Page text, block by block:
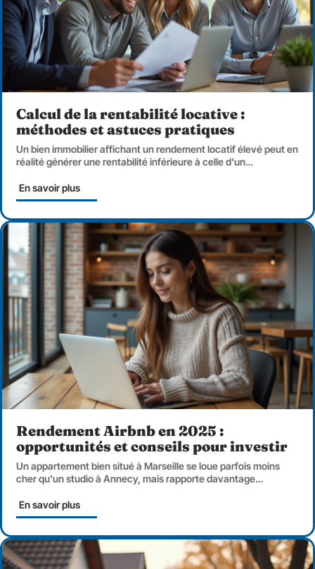
Calcul de la rentabilité locative :
méthodes et astuces pratiques
Un bien immobilier affichant un rendement locatif élevé peut en
réalité générer une rentabilité inférieure à celle d'un…
En savoir plus
Rendement Airbnb en 2025 :
opportunités et conseils pour investir
Un appartement bien situé à Marseille se loue parfois moins
cher qu'un studio à Annecy, mais rapporte davantage…
En savoir plus